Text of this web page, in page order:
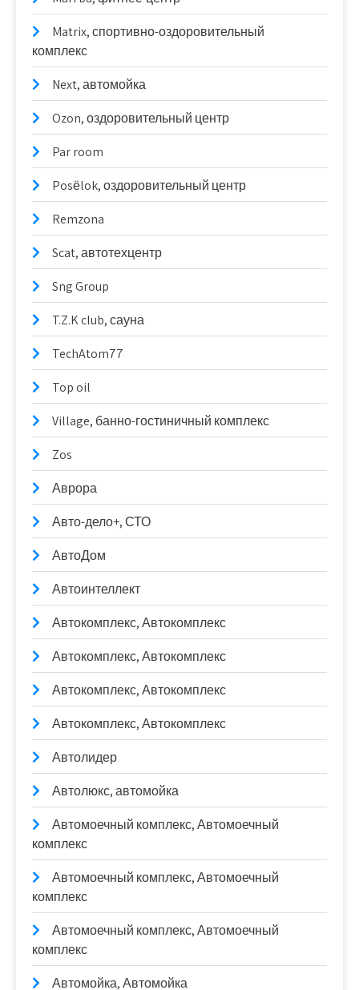
Matrix, спортивно-оздоровительный
комплекс
Next, автомойка
Ozon, оздоровительный центр
Par room
Posёlok, оздоровительный центр
Remzona
Scat, автотехцентр
Sng Group
T.Z.K club, сауна
TechAtom77
Top oil
Village, банно-гостиничный комплекс
Zos
Аврора
Авто-дело+, СТО
АвтоДом
Автоинтеллект
Автокомплекс, Автокомплекс
Автокомплекс, Автокомплекс
Автокомплекс, Автокомплекс
Автокомплекс, Автокомплекс
Автолидер
Автолюкс, автомойка
Автомоечный комплекс, Автомоечный
комплекс
Автомоечный комплекс, Автомоечный
комплекс
Автомоечный комплекс, Автомоечный
комплекс
Автомойка, Автомойка